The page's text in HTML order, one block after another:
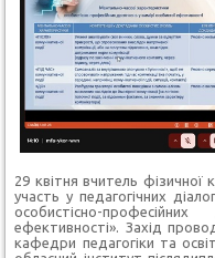
29 квітня вчитель фізичної
участь у педагогічних
особистісно-
ефективності». Захід
кафедри педагогіки та